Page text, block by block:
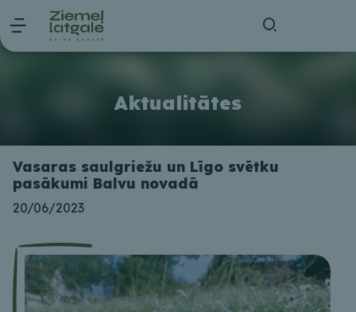
Aktualitātes
Vasaras saulgriežu un Līgo svētku
pasākumi Balvu novadā
20/06/2023